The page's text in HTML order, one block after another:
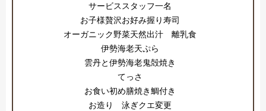
サービススタッフ一名
お子様贅沢お好み握り寿司
オーガニック野菜天然出汁 離乳食
伊勢海老天ぷら
雲丹と伊勢海老鬼殻焼き
てっさ
お食い初め膳焼き鯛付き
お造り 泳ぎクエ変更